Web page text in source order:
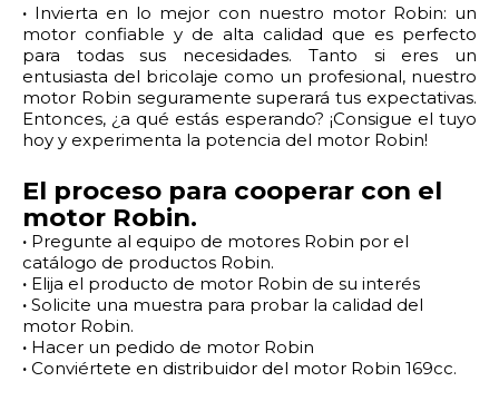
· Invierta en lo mejor con nuestro motor Robin: un
motor confiable y de alta calidad que es perfecto
para todas sus necesidades. Tanto si eres un
entusiasta del bricolaje como un profesional, nuestro
motor Robin seguramente superará tus expectativas.
Entonces, ¿a qué estás esperando? ¡Consigue el tuyo
hoy y experimenta la potencia del motor Robin!
El proceso para cooperar con el
motor Robin.
· Pregunte al equipo de motores Robin por el
catálogo de productos Robin.
· Elija el producto de motor Robin de su interés
· Solicite una muestra para probar la calidad del
motor Robin.
· Hacer un pedido de motor Robin
· Conviértete en distribuidor del motor Robin 169cc.